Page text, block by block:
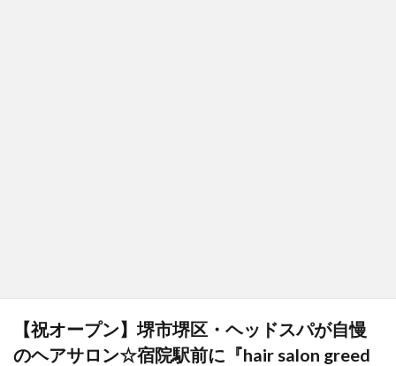
【祝オープン】堺市堺区・ヘッドスパが自慢
のヘアサロン☆宿院駅前に『hair salon greed